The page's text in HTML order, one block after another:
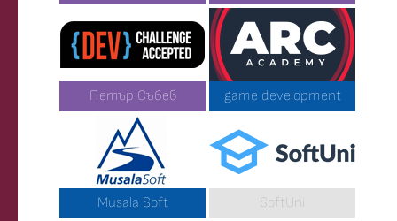
Петър Събев game development
Musala Soft SoftUni